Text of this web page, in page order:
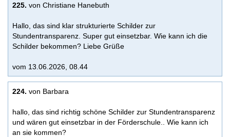
225. von Christiane Hanebuth
Hallo, das sind klar strukturierte Schilder zur
Stundentransparenz. Super gut einsetzbar. Wie kann ich die
Schilder bekommen? Liebe Grüße
vom 13.06.2026, 08.44
224. von Barbara
hallo, das sind richtig schöne Schilder zur Stundentransparenz
und wären gut einsetzbar in der Förderschule.. Wie kann ich
an sie kommen?